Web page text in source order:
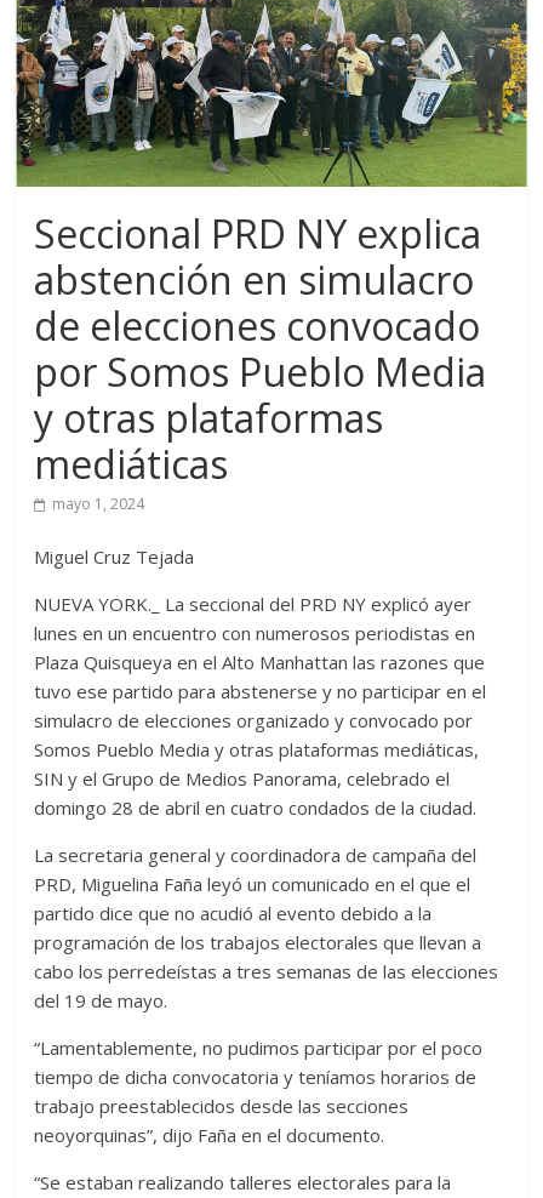
Seccional PRD NY explica
abstención en simulacro
de elecciones convocado
por Somos Pueblo Media
y otras plataformas
mediáticas
mayo 1, 2024
Miguel Cruz Tejada
NUEVA YORK._ La seccional del PRD NY explicó ayer
lunes en un encuentro con numerosos periodistas en
Plaza Quisqueya en el Alto Manhattan las razones que
tuvo ese partido para abstenerse y no participar en el
simulacro de elecciones organizado y convocado por
Somos Pueblo Media y otras plataformas mediáticas,
SIN y el Grupo de Medios Panorama, celebrado el
domingo 28 de abril en cuatro condados de la ciudad.
La secretaria general y coordinadora de campaña del
PRD, Miguelina Faña leyó un comunicado en el que el
partido dice que no acudió al evento debido a la
programación de los trabajos electorales que llevan a
cabo los perredeístas a tres semanas de las elecciones
del 19 de mayo.
“Lamentablemente, no pudimos participar por el poco
tiempo de dicha convocatoria y teníamos horarios de
trabajo preestablecidos desde las secciones
neoyorquinas”, dijo Faña en el documento.
“Se estaban realizando talleres electorales para la